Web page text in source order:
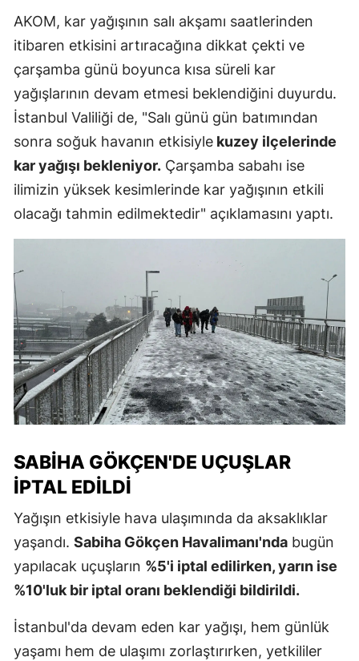
AKOM, kar yağışının salı akşamı saatlerinden
itibaren etkisini artıracağına dikkat çekti ve
çarşamba günü boyunca kısa süreli kar
yağışlarının devam etmesi beklendiğini duyurdu.
İstanbul Valiliği de, "Salı günü gün batımından
sonra soğuk havanın etkisiyle kuzey ilçelerinde
kar yağışı bekleniyor. Çarşamba sabahı ise
ilimizin yüksek kesimlerinde kar yağışının etkili
olacağı tahmin edilmektedir" açıklamasını yaptı.
SABIHA GÖKÇEN'DE UÇUŞLAR
İPTAL EDILDI
Yağışın etkisiyle hava ulaşımında da aksaklıklar
yaşandı. Sabiha Gökçen Havalimanı'nda bugün
yapılacak uçuşların %5'i iptal edilirken, yarın ise
%10'luk bir iptal oranı beklendiği bildirildi.
İstanbul'da devam eden kar yağışı, hem günlük
yaşamı hem de ulaşımı zorlaştırırken, yetkililer